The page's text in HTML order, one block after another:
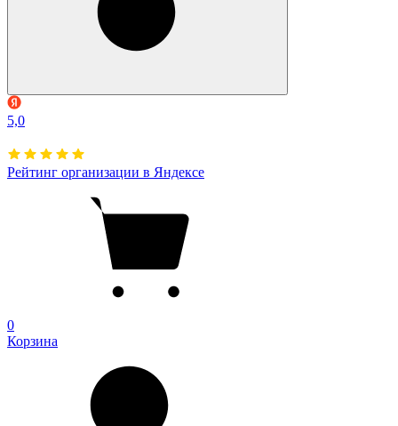
5,0
Рейтинг организации в Яндексе
0
Корзина